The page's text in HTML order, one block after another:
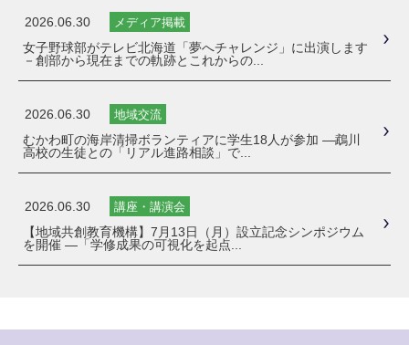
2026.06.30 メディア掲載
女子野球部がテレビ北海道「夢へチャレンジ」に出演します
－創部から現在までの軌跡とこれからの...
2026.06.30 地域交流
むかわ町の海岸清掃ボランティアに学生18人が参加 ―鵡川
高校の生徒との「リアル進路相談」で...
2026.06.30 講座・講演会
【地域共創教育機構】7月13日（月）設立記念シンポジウム
を開催 ―「学修成果の可視化を起点...